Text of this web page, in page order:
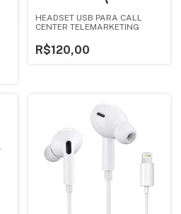
HEADSET USB PARA CALL
CENTER TELEMARKETING
R$120,00